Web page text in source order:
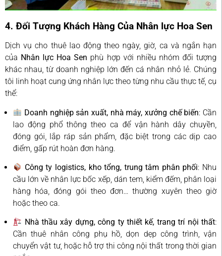
4. Đối Tượng Khách Hàng Của Nhân lực Hoa Sen
Dịch vụ cho thuê lao động theo ngày, giờ, ca và ngắn hạn
của Nhân lực Hoa Sen phù hợp với nhiều nhóm đối tượng
khác nhau, từ doanh nghiệp lớn đến cá nhân nhỏ lẻ. Chúng
tôi linh hoạt cung ứng nhân lực theo từng nhu cầu thực tế, cụ
thể:
Doanh nghiệp sản xuất, nhà máy, xưởng chế biến: Cần
lao động phổ thông theo ca để vận hành dây chuyền,
đóng gói, lắp ráp sản phẩm, đặc biệt trong các dịp cao
điểm, gấp rút hoàn đơn hàng.
Công ty logistics, kho tổng, trung tâm phân phối: Nhu
cầu lớn về nhân lực bốc xếp, dán tem, kiểm đếm, phân loại
hàng hóa, đóng gói theo đơn… thường xuyên theo giờ
hoặc theo ca.
Nhà thầu xây dựng, công ty thiết kế, trang trí nội thất:
Cần thuê nhân công phụ hồ, dọn dẹp công trình, vận
chuyển vật tư, hoặc hỗ trợ thi công nội thất trong thời gian